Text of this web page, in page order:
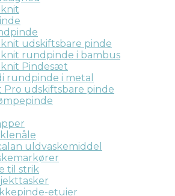
udskiftsbare pinde
rundpinde i bambus
Pindesæt
rundpinde i metal
Pro udskiftsbare pinde
uldvaskemiddel
til strik
etuier